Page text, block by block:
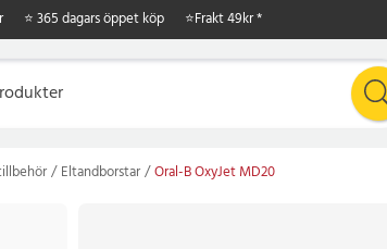
⭐ 365 dagars öppet köp ⭐Frakt 49kr *
Eltandborstar Oral-B OxyJet MD20